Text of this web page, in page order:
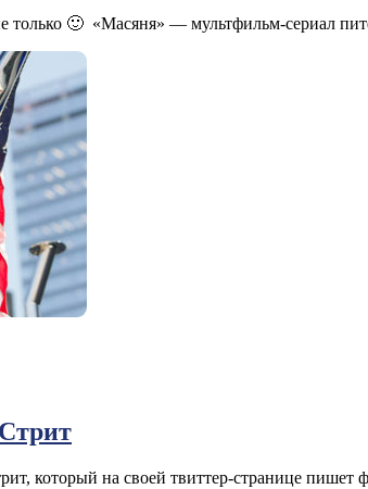
🙂 «Масяня» — мультфильм-сериал
который на своей твиттер-странице